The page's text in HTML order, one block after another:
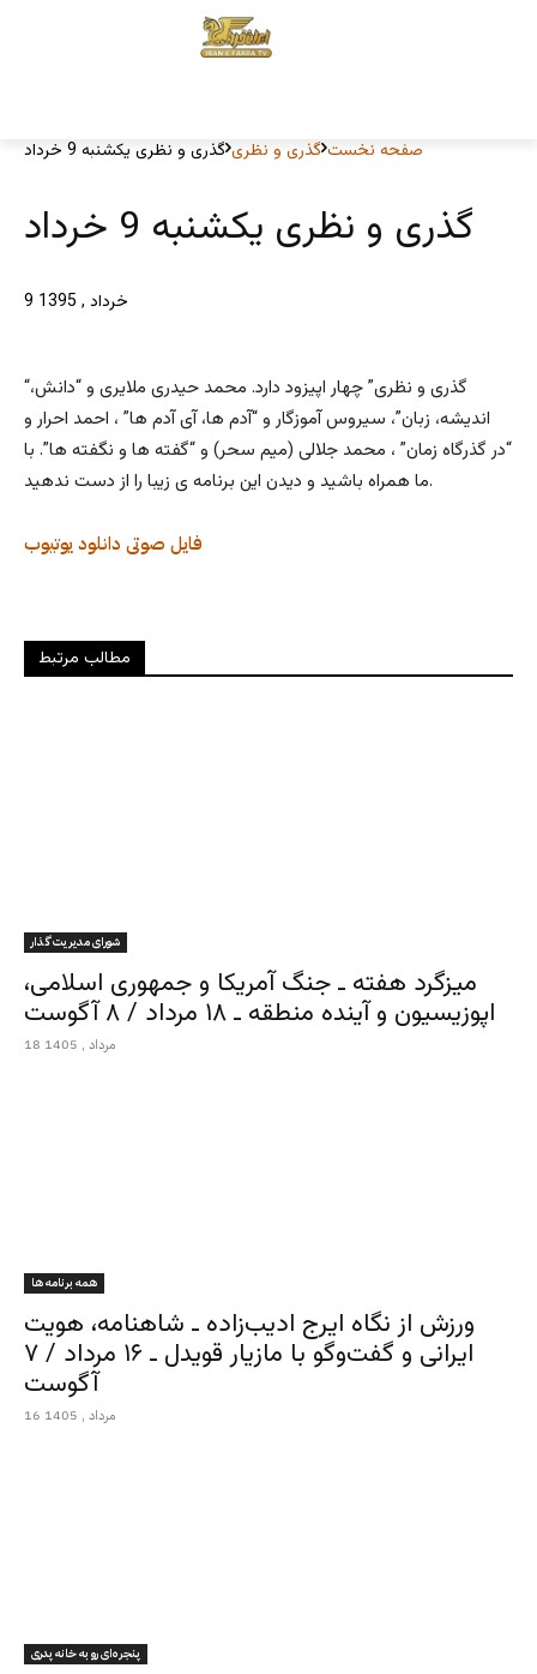
صفحه نخست گذری و نظری گذری و نظری یکشنبه 9 خرداد
گذری و نظری یکشنبه 9 خرداد
9 خرداد , 1395
“گذری و نظری” چهار اپیزود دارد. محمد حیدری ملایری و “دانش،
اندیشه، زبان”، سیروس آموزگار و “آدم ها، آی آدم ها” ، احمد احرار و
“در گذرگاه زمان” ، محمد جلالی (میم سحر) و “گفته ها و نگفته ها”. با
ما همراه باشید و دیدن این برنامه ی زیبا را از دست ندهید.
یوتیوب دانلود فایل صوتی
مطالب مرتبط
شورای مدیریت گذار
میزگرد هفته ـ جنگ آمریکا و جمهوری اسلامی،
اپوزیسیون و آینده منطقه ـ ۱۸ مرداد / ۸ آگوست
18 مرداد , 1405
همه برنامه ها
ورزش از نگاه ایرج ادیب‌زاده ـ شاهنامه، هویت
ایرانی و گفت‌وگو با مازیار قویدل ـ ۱۶ مرداد / ۷
آگوست
16 مرداد , 1405
پنجره‌ای رو به خانه پدری